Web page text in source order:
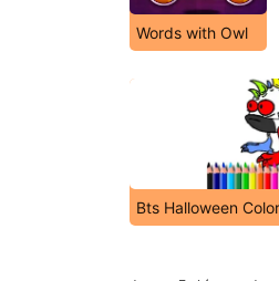
Words with Owl
Bts Halloween